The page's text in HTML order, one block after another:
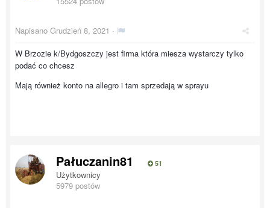
Napisano Grudzień 8, 2021 ·
W Brzozie k/Bydgoszczy jest firma która miesza wystarczy tylko
podać co chcesz
Mają również konto na allegro i tam sprzedają w sprayu
Pałuczanin81 51
Użytkownicy
5979 postów